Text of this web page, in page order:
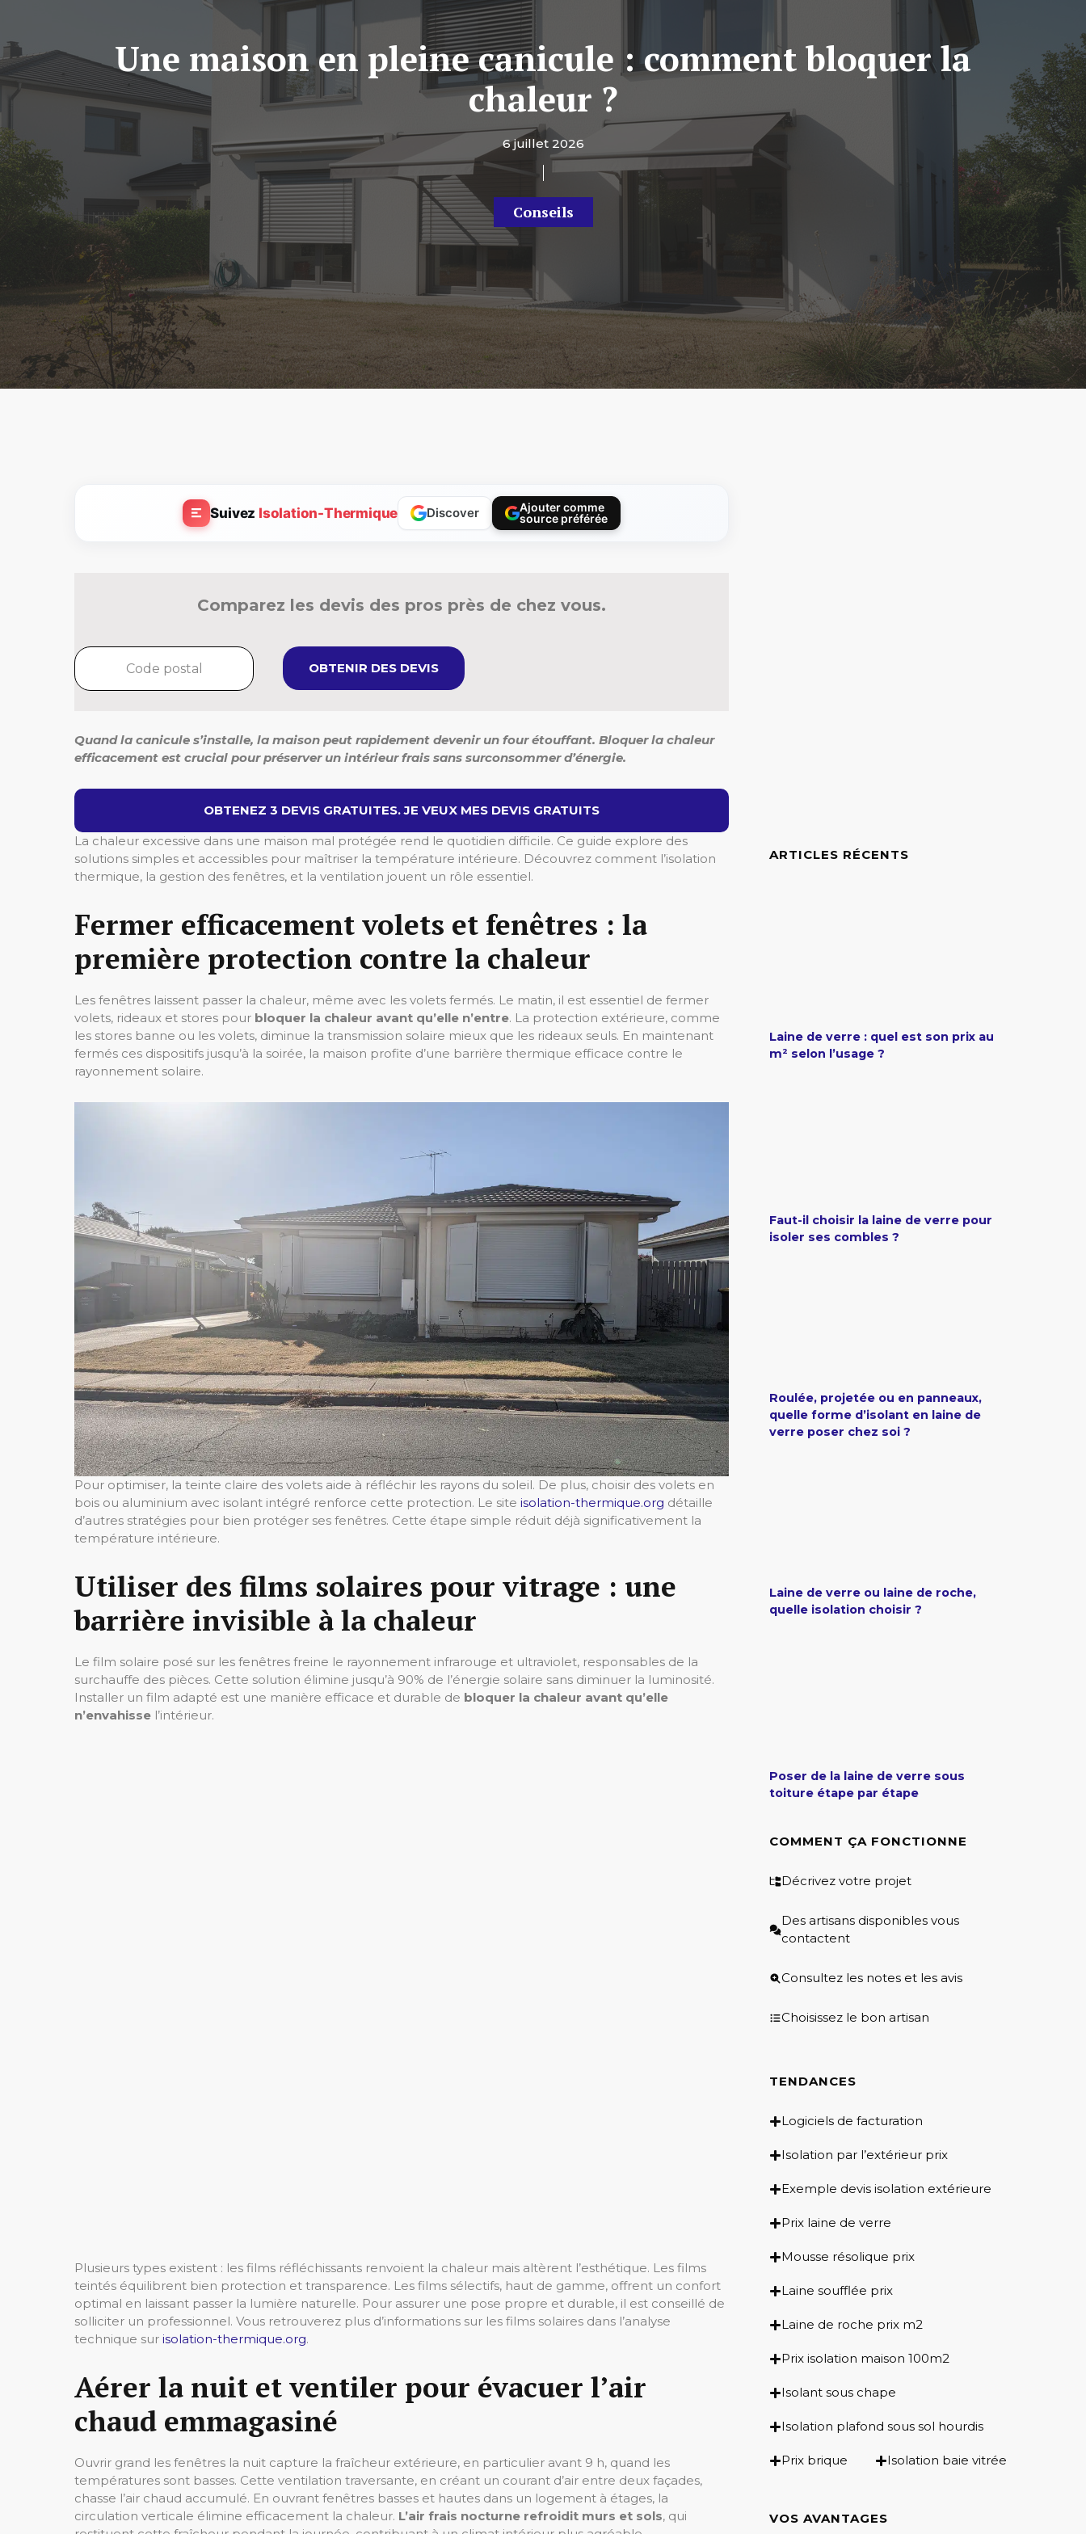
Une maison en pleine canicule : comment bloquer la
chaleur ?
6 juillet 2026
Conseils
Suivez Isolation-Thermique Discover
Ajouter comme
source préférée
Comparez les devis des pros près de chez vous.
OBTENIR DES DEVIS
Quand la canicule s’installe, la maison peut rapidement devenir un four étouffant. Bloquer la chaleur
efficacement est crucial pour préserver un intérieur frais sans surconsommer d’énergie.
OBTENEZ 3 DEVIS GRATUITES. JE VEUX MES DEVIS GRATUITS
La chaleur excessive dans une maison mal protégée rend le quotidien difficile. Ce guide explore des
solutions simples et accessibles pour maîtriser la température intérieure. Découvrez comment l’isolation
thermique, la gestion des fenêtres, et la ventilation jouent un rôle essentiel.
Fermer efficacement volets et fenêtres : la
première protection contre la chaleur
Les fenêtres laissent passer la chaleur, même avec les volets fermés. Le matin, il est essentiel de fermer
volets, rideaux et stores pour bloquer la chaleur avant qu’elle n’entre. La protection extérieure, comme
les stores banne ou les volets, diminue la transmission solaire mieux que les rideaux seuls. En maintenant
fermés ces dispositifs jusqu’à la soirée, la maison profite d’une barrière thermique efficace contre le
rayonnement solaire.
Pour optimiser, la teinte claire des volets aide à réfléchir les rayons du soleil. De plus, choisir des volets en
bois ou aluminium avec isolant intégré renforce cette protection. Le site isolation-thermique.org détaille
d’autres stratégies pour bien protéger ses fenêtres. Cette étape simple réduit déjà significativement la
température intérieure.
Utiliser des films solaires pour vitrage : une
barrière invisible à la chaleur
Le film solaire posé sur les fenêtres freine le rayonnement infrarouge et ultraviolet, responsables de la
surchauffe des pièces. Cette solution élimine jusqu’à 90% de l’énergie solaire sans diminuer la luminosité.
Installer un film adapté est une manière efficace et durable de bloquer la chaleur avant qu’elle
n’envahisse l’intérieur.
Plusieurs types existent : les films réfléchissants renvoient la chaleur mais altèrent l’esthétique. Les films
teintés équilibrent bien protection et transparence. Les films sélectifs, haut de gamme, offrent un confort
optimal en laissant passer la lumière naturelle. Pour assurer une pose propre et durable, il est conseillé de
solliciter un professionnel. Vous retrouverez plus d’informations sur les films solaires dans l’analyse
technique sur isolation-thermique.org.
Aérer la nuit et ventiler pour évacuer l’air
chaud emmagasiné
Ouvrir grand les fenêtres la nuit capture la fraîcheur extérieure, en particulier avant 9 h, quand les
températures sont basses. Cette ventilation traversante, en créant un courant d’air entre deux façades,
chasse l’air chaud accumulé. En ouvrant fenêtres basses et hautes dans un logement à étages, la
circulation verticale élimine efficacement la chaleur. L’air frais nocturne refroidit murs et sols, qui
ARTICLES RÉCENTS
Laine de verre : quel est son prix au
m² selon l’usage ?
Faut-il choisir la laine de verre pour
isoler ses combles ?
Roulée, projetée ou en panneaux,
quelle forme d’isolant en laine de
verre poser chez soi ?
Laine de verre ou laine de roche,
quelle isolation choisir ?
Poser de la laine de verre sous
toiture étape par étape
COMMENT ÇA FONCTIONNE
Décrivez votre projet
Des artisans disponibles vous
contactent
Consultez les notes et les avis
Choisissez le bon artisan
TENDANCES
Logiciels de facturation
Isolation par l’extérieur prix
Exemple devis isolation extérieure
Prix laine de verre
Mousse résolique prix
Laine soufflée prix
Laine de roche prix m2
Prix isolation maison 100m2
Isolant sous chape
Isolation plafond sous sol hourdis
Prix brique Isolation baie vitrée
VOS AVANTAGES